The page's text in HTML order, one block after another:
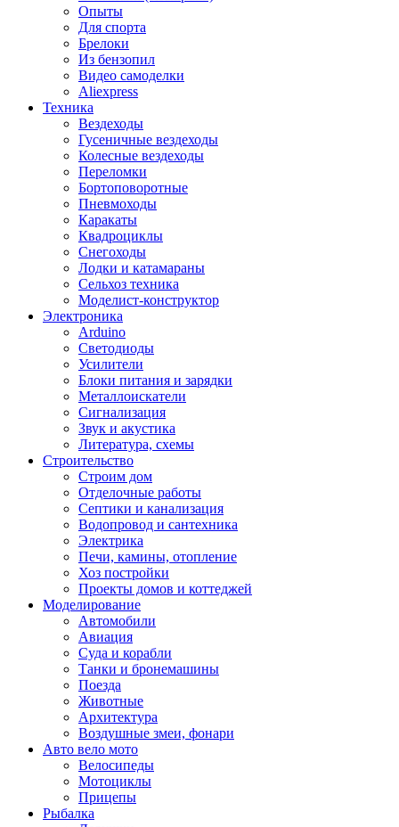
Опыты
Для спорта
Брелоки
Из бензопил
Видео самоделки
Aliexpress
Техника
Вездеходы
Гусеничные вездеходы
Колесные вездеходы
Переломки
Бортоповоротные
Пневмоходы
Каракаты
Квадроциклы
Снегоходы
Лодки и катамараны
Сельхоз техника
Моделист-конструктор
Электроника
Arduino
Светодиоды
Усилители
Блоки питания и зарядки
Металлоискатели
Сигнализация
Звук и акустика
Литература, схемы
Строительство
Строим дом
Отделочные работы
Септики и канализация
Водопровод и сантехника
Электрика
Печи, камины, отопление
Хоз постройки
Проекты домов и коттеджей
Моделирование
Автомобили
Авиация
Суда и корабли
Танки и бронемашины
Поезда
Животные
Архитектура
Воздушные змеи, фонари
Авто вело мото
Велосипеды
Мотоциклы
Прицепы
Рыбалка